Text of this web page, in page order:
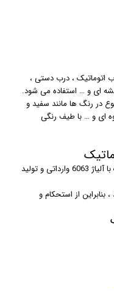
اتوماتیک ، درب دستی ،
ای و … استفاده می شود.
در رنگ ها مانند سفید و
ای و … با طیف رنگی
مهر درب در ارائه دهنده آلومینیوم بیلت فابریک با آلیاژ 6063 وارداتی و تولید
بنابراین از استحکام و